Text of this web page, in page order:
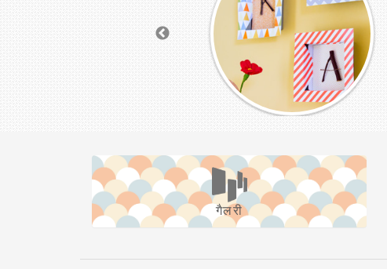
गैलरी